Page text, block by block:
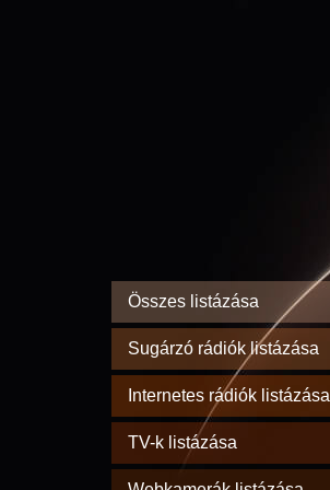
Összes listázása
Sugárzó rádiók listázása
Internetes rádiók listázása
TV-k listázása